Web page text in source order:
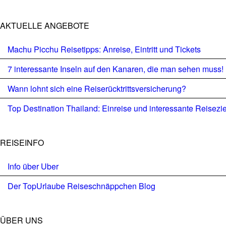
AKTUELLE ANGEBOTE
Machu Picchu Reisetipps: Anreise, Eintritt und Tickets
7 interessante Inseln auf den Kanaren, die man sehen muss!
Wann lohnt sich eine Reiserücktrittsversicherung?
Top Destination Thailand: Einreise und interessante
REISEINFO
Info über Uber
Der TopUrlaube Reiseschnäppchen Blog
ÜBER UNS